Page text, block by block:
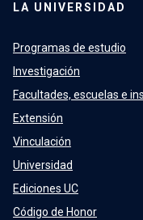
LA UNIVERSIDAD
Programas de estudio
Investigación
Facultades, escuelas e
Extensión
Vinculación
Universidad
Ediciones UC
Código de Honor